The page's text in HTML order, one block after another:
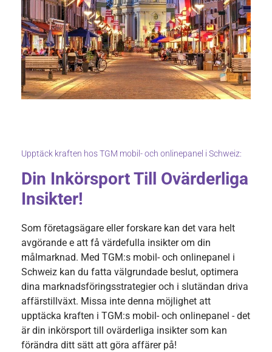
Upptäck kraften hos TGM mobil- och onlinepanel i Schweiz:
Din Inkörsport Till Ovärderliga
Insikter!
Som företagsägare eller forskare kan det vara helt
avgörande e att få värdefulla insikter om din
målmarknad. Med TGM:s mobil- och onlinepanel i
Schweiz kan du fatta välgrundade beslut, optimera
dina marknadsföringsstrategier och i slutändan driva
affärstillväxt. Missa inte denna möjlighet att
upptäcka kraften i TGM:s mobil- och onlinepanel - det
är din inkörsport till ovärderliga insikter som kan
förändra ditt sätt att göra affärer på!